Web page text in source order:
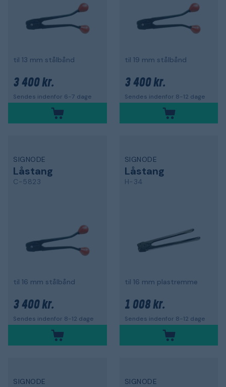
til 13 mm stålbånd
3 400 kr.
Sendes indenfor 6-7 dage
til 19 mm stålbånd
3 400 kr.
Sendes indenfor 8-12 dage
SIGNODE
Låstang
C-5823
til 16 mm stålbånd
3 400 kr.
Sendes indenfor 8-12 dage
SIGNODE
Låstang
H-34
til 16 mm plastremme
1 008 kr.
Sendes indenfor 8-12 dage
SIGNODE SIGNODE